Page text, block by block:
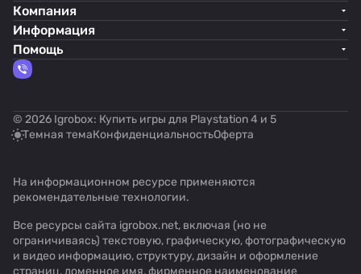
Компания
Информация
Помощь
© 2026 Igrobox: Купить игры для Playstation 4 и 5
Темная темаКонфиденциальностьОферта
На информационном ресурсе применяются
рекомендательные технологии.
Все ресурсы сайта igrobox.net, включая (но не
ограничиваясь) текстовую, графическую, фотографическую
и видео информацию, структуру, дизайн и оформление
страниц, доменное имя, фирменное наименование